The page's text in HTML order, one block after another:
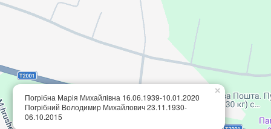
Погрібна Марія Михайлівна 16.06.1939-10.01.2020
Погрібний Володимир Михайлович 23.11.1930-
06.10.2015
×